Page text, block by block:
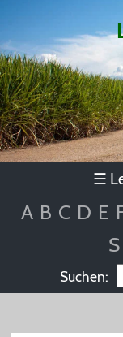
☰
A B C D E
S
Suchen: